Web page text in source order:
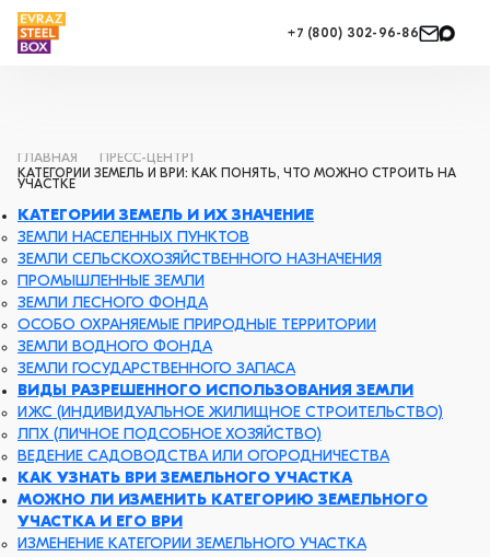
+7 (800) 302-96-86
ГЛАВНАЯ
ПРЕСС-ЦЕНТР1
КАТЕГОРИИ ЗЕМЕЛЬ И ВРИ: КАК ПОНЯТЬ, ЧТО МОЖНО СТРОИТЬ НА
УЧАСТКЕ
КАТЕГОРИИ ЗЕМЕЛЬ И ИХ ЗНАЧЕНИЕ
ЗЕМЛИ НАСЕЛЕННЫХ ПУНКТОВ
ЗЕМЛИ СЕЛЬСКОХОЗЯЙСТВЕННОГО НАЗНАЧЕНИЯ
ПРОМЫШЛЕННЫЕ ЗЕМЛИ
ЗЕМЛИ ЛЕСНОГО ФОНДА
ОСОБО ОХРАНЯЕМЫЕ ПРИРОДНЫЕ ТЕРРИТОРИИ
ЗЕМЛИ ВОДНОГО ФОНДА
ЗЕМЛИ ГОСУДАРСТВЕННОГО ЗАПАСА
ВИДЫ РАЗРЕШЕННОГО ИСПОЛЬЗОВАНИЯ ЗЕМЛИ
ИЖС (ИНДИВИДУАЛЬНОЕ ЖИЛИЩНОЕ СТРОИТЕЛЬСТВО)
ЛПХ (ЛИЧНОЕ ПОДСОБНОЕ ХОЗЯЙСТВО)
ВЕДЕНИЕ САДОВОДСТВА ИЛИ ОГОРОДНИЧЕСТВА
КАК УЗНАТЬ ВРИ ЗЕМЕЛЬНОГО УЧАСТКА
МОЖНО ЛИ ИЗМЕНИТЬ КАТЕГОРИЮ ЗЕМЕЛЬНОГО
УЧАСТКА И ЕГО ВРИ
ИЗМЕНЕНИЕ КАТЕГОРИИ ЗЕМЕЛЬНОГО УЧАСТКА